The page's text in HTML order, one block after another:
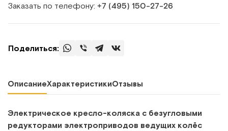
Заказать по телефону: +7 (495) 150‑27‑26
Поделиться:
ОписаниеХарактеристикиОтзывы
Электрическое кресло-коляска с безугловыми
редукторами электроприводов ведущих колёс